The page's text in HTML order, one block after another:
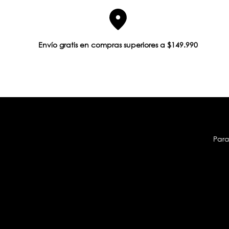
Envío gratis en compras superiores a $149.990